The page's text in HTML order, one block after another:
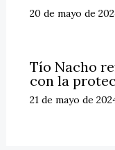
20 de mayo de
Tío Nacho
con la
21 de mayo de